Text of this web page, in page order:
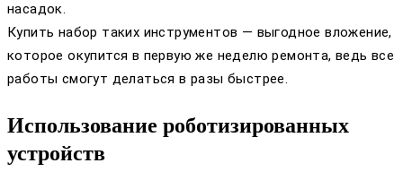
насадок.
Купить набор таких инструментов — выгодное вложение,
которое окупится в первую же неделю ремонта, ведь все
работы смогут делаться в разы быстрее.
Использование роботизированных
устройств